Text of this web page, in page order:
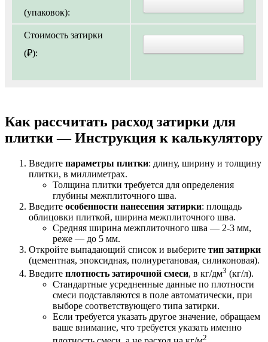
(упаковок):
Стоимость затирки
(₽):
Как рассчитать расход затирки для
плитки — Инструкция к калькулятору
Введите параметры плитки: длину, ширину и толщину
плитки, в миллиметрах.
Толщина плитки требуется для определения
глубины межплиточного шва.
Введите особенности нанесения затирки: площадь
облицовки плиткой, ширина межплиточного шва.
Средняя ширина межплиточного шва — 2-3 мм,
реже — до 5 мм.
Откройте выпадающий список и выберите тип затирки
(цементная, эпоксидная, полиуретановая, силиконовая).
Введите плотность затирочной смеси, в кг/дм3 (кг/л).
Стандартные усредненные данные по плотности
смеси подставляются в поле автоматически, при
выборе соответствующего типа затирки.
Если требуется указать другое значение, обращаем
ваше внимание, что требуется указать именно
2